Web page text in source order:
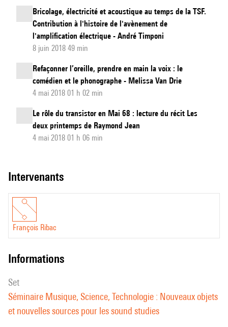
Bricolage, électricité et acoustique au temps de la TSF.
Contribution à l'histoire de l'avènement de
l'amplification électrique - André Timponi
8 juin 2018 49 min
Refaçonner l’oreille, prendre en main la voix : le
comédien et le phonographe - Melissa Van Drie
4 mai 2018 01 h 02 min
Le rôle du transistor en Mai 68 : lecture du récit Les
deux printemps de Raymond Jean
4 mai 2018 01 h 06 min
intervenants
François Ribac
informations
set
Séminaire Musique, Science, Technologie : Nouveaux objets
et nouvelles sources pour les sound studies